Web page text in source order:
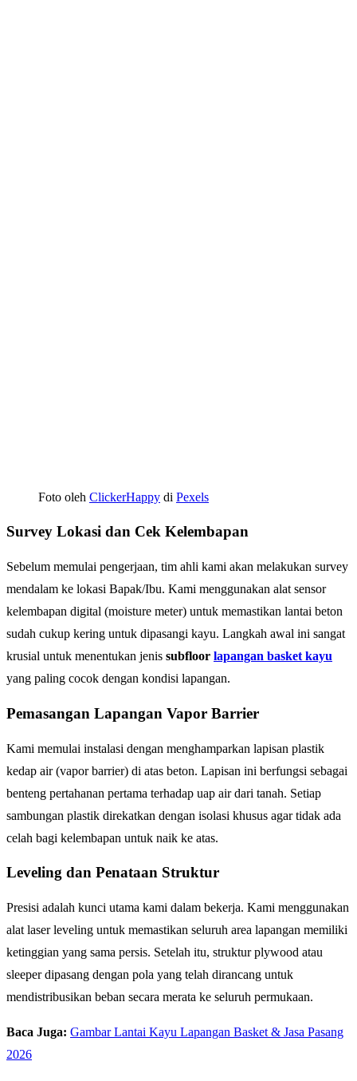
Foto oleh ClickerHappy di Pexels
Survey Lokasi dan Cek Kelembapan
Sebelum memulai pengerjaan, tim ahli kami akan melakukan survey
mendalam ke lokasi Bapak/Ibu. Kami menggunakan alat sensor
kelembapan digital (moisture meter) untuk memastikan lantai beton
sudah cukup kering untuk dipasangi kayu. Langkah awal ini sangat
krusial untuk menentukan jenis subfloor lapangan basket kayu
yang paling cocok dengan kondisi lapangan.
Pemasangan Lapangan Vapor Barrier
Kami memulai instalasi dengan menghamparkan lapisan plastik
kedap air (vapor barrier) di atas beton. Lapisan ini berfungsi sebagai
benteng pertahanan pertama terhadap uap air dari tanah. Setiap
sambungan plastik direkatkan dengan isolasi khusus agar tidak ada
celah bagi kelembapan untuk naik ke atas.
Leveling dan Penataan Struktur
Presisi adalah kunci utama kami dalam bekerja. Kami menggunakan
alat laser leveling untuk memastikan seluruh area lapangan memiliki
ketinggian yang sama persis. Setelah itu, struktur plywood atau
sleeper dipasang dengan pola yang telah dirancang untuk
mendistribusikan beban secara merata ke seluruh permukaan.
Baca Juga: Gambar Lantai Kayu Lapangan Basket & Jasa Pasang
2026